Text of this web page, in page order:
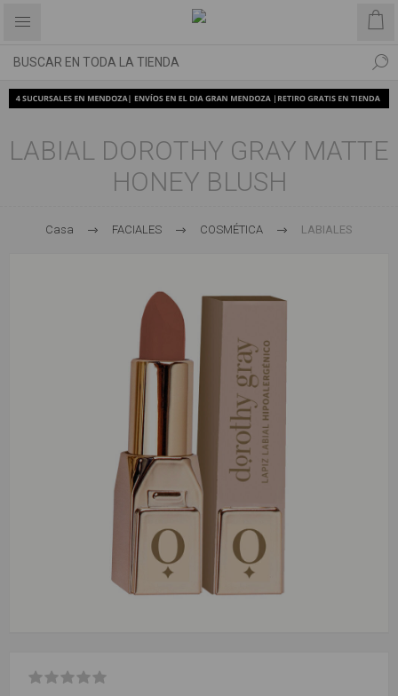
LABIAL DOROTHY GRAY MATTE
HONEY BLUSH
Casa FACIALES COSMÉTICA LABIALES